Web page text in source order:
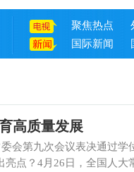
聚焦热点
国际新闻
高质量发展
九次会议表决通过学
点？4月26日，全国人